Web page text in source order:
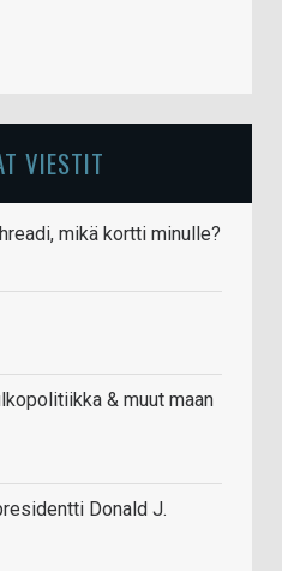
VIESTIT
mikä kortti minulle?
& muut maan
Donald J.